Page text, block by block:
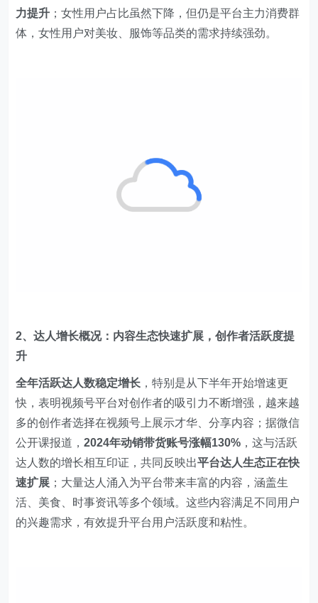
力提升 ；女性用户占比虽然下降，但仍是平台主力消费群
体，女性用户对美妆、服饰等品类的需求持续强劲。
2、达人增长概况：内容生态快速扩展，创作者活跃度提
升
全年活跃达人数稳定增长 ，特别是从下半年开始增速更
快，表明视频号平台对创作者的吸引力不断增强，越来越
多的创作者选择在视频号上展示才华、分享内容；据微信
公开课报道，2024年动销带货账号涨幅130% ，这与活跃
达人数的增长相互印证，共同反映出平台达人生态正在快
速扩展 ；大量达人涌入为平台带来丰富的内容，涵盖生
活、美食、时事资讯等多个领域。这些内容满足不同用户
的兴趣需求，有效提升平台用户活跃度和粘性。